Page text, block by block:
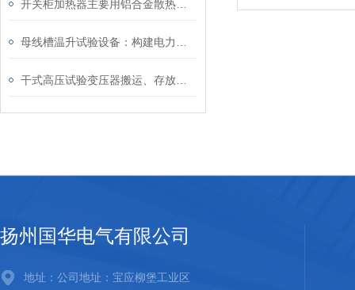
扬州国华电气有限公司
地址：公司地址：宝应柳堡工业区